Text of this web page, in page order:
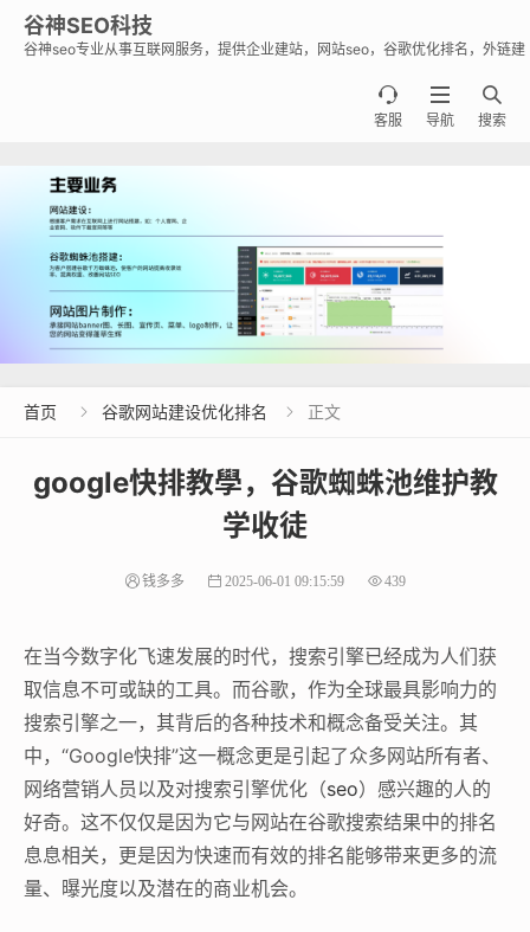
谷神SEO科技
谷神seo专业从事互联网服务，提供企业建站，网站seo，谷歌优化排名，外链建

搜索

导航

客服
首页  谷歌网站建设优化排名  正文
google快排教學，谷歌蜘蛛池维护教
学收徒
钱多多 2025-06-01 09:15:59 439
在当今数字化飞速发展的时代，搜索引擎已经成为人们获
取信息不可或缺的工具。而谷歌，作为全球最具影响力的
搜索引擎之一，其背后的各种技术和概念备受关注。其
中，“Google快排”这一概念更是引起了众多网站所有者、
网络营销人员以及对搜索引擎优化（seo）感兴趣的人的
好奇。这不仅仅是因为它与网站在谷歌搜索结果中的排名
息息相关，更是因为快速而有效的排名能够带来更多的流
量、曝光度以及潜在的商业机会。